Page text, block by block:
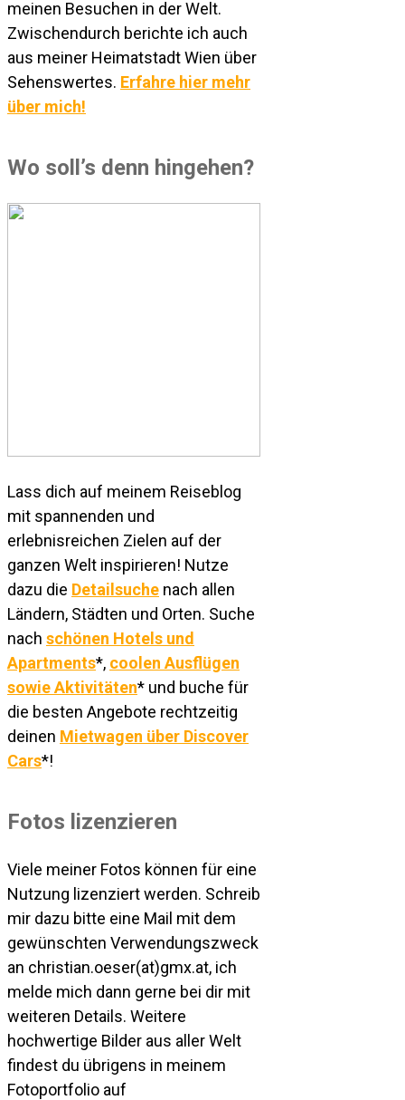
meinen Besuchen in der Welt.
Zwischendurch berichte ich auch
aus meiner Heimatstadt Wien über
Sehenswertes. Erfahre hier mehr
über mich!
Wo soll’s denn hingehen?
Lass dich auf meinem Reiseblog
mit spannenden und
erlebnisreichen Zielen auf der
ganzen Welt inspirieren! Nutze
dazu die Detailsuche nach allen
Ländern, Städten und Orten. Suche
nach schönen Hotels und
Apartments*, coolen Ausflügen
sowie Aktivitäten* und buche für
die besten Angebote rechtzeitig
deinen Mietwagen über Discover
Cars*!
Fotos lizenzieren
Viele meiner Fotos können für eine
Nutzung lizenziert werden. Schreib
mir dazu bitte eine Mail mit dem
gewünschten Verwendungszweck
an christian.oeser(at)gmx.at, ich
melde mich dann gerne bei dir mit
weiteren Details. Weitere
hochwertige Bilder aus aller Welt
findest du übrigens in meinem
Fotoportfolio auf